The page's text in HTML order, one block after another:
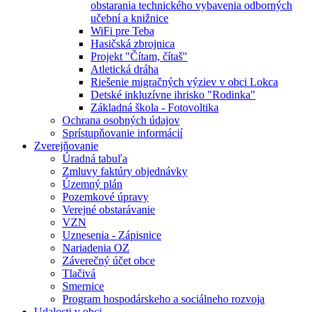
obstarania technického vybavenia odborných
učební a knižnice
WiFi pre Teba
Hasičská zbrojnica
Projekt "Čítam, čítaš"
Atletická dráha
Riešenie migračných výziev v obci Lokca
Detské inkluzívne ihrisko "Rodinka"
Základná škola - Fotovoltika
Ochrana osobných údajov
Sprístupňovanie informácií
Zverejňovanie
Úradná tabuľa
Zmluvy faktúry objednávky
Územný plán
Pozemkové úpravy
Verejné obstarávanie
VZN
Uznesenia - Zápisnice
Nariadenia OZ
Záverečný účet obce
Tlačivá
Smernice
Program hospodárskeho a sociálneho rozvoja